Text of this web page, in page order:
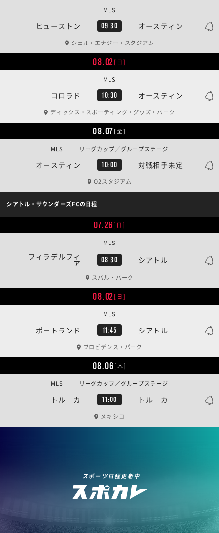
ヒューストン 09:30 オースティン
MLS
シェル・エナジー・スタジアム
08.02[日]
コロラド 10:30 オースティン
MLS
ディックス・スポーティング・グッズ・パーク
08.07[金]
オースティン 10:00 対戦相手未定
MLS | リーグカップ／グループステージ
Q2スタジアム
シアトル・サウンダーズFCの日程
07.26[日]
フィラデルフィ
ア 08:30 シアトル
MLS
スバル・パーク
08.02[日]
ポートランド 11:45 シアトル
MLS
プロビデンス・パーク
08.06[木]
トルーカ 11:00 トルーカ
MLS | リーグカップ／グループステージ
メキシコ
スポーツ日程更新中